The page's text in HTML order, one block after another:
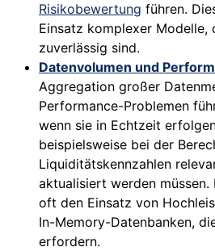
Risikobewertung führen.
Einsatz komplexer Modelle,
zuverlässig sind.
Datenvolumen und
Aggregation großer
Performance-Problemen
wenn sie in Echtzeit
beispielsweise bei der
Liquiditätskennzahlen
aktualisiert werden
oft den Einsatz von
In-Memory-Datenbanken,
erfordern.